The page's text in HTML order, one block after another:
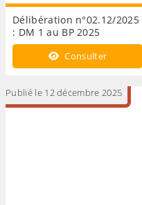
Délibération n°02.12/2025
: DM 1 au BP 2025
Consulter
Publié le 12 décembre 2025